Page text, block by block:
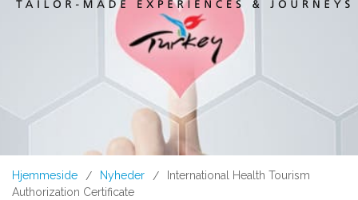
Hjemmeside / Nyheder /
International Health Tourism
Authorization Certificate